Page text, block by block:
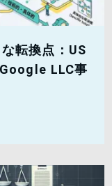
転換点：US
LLC事